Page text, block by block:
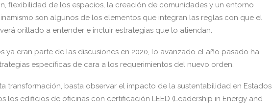
flexibilidad de los espacios, la creación de comunidades y un entorno
son algunos de los elementos que integran las reglas con que el
orillado a entender e incluir estrategias que lo atiendan.
ya eran parte de las discusiones en 2020, lo avanzado el año pasado ha
específicas de cara a los requerimientos del nuevo orden.
transformación, basta observar el impacto de la sustentabilidad en Estados
los edificios de oficinas con certificación LEED (Leadership in Energy and